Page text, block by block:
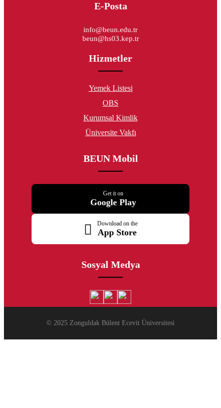
E-Posta
info@beun.edu.tr
beun@hs03.kep.tr
Hizmetler
Yemek Listesi
OBS
Kurumsal Kimlik
Üniversite Vakfı
BEUN Mobil
Get it on
Google Play
Download on the
App Store
Sosyal Medya
© 2025 Zonguldak Bülent Ecevit Üniversitesi